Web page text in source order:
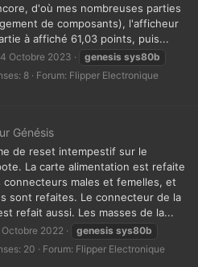
d'où mes nombreuses parties
de composants), l'afficheur
à affiché 61,03 points, puis...
Octobre 2023 genesis sys80b
8 Forum: Flipper Electronique
Génésis
de reset intempestif sur le
La carte alimentation est refaite
connecteurs males et femelles, et
sont refaites. Le connecteur de la
refait aussi. Les masses de la...
Octobre 2022 genesis sys80b
20 Forum: Flipper Electronique